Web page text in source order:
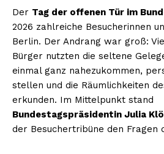
Der Tag der offenen Tür im
2026 zahlreiche Besucherinnen
Berlin. Der Andrang war groß:
Bürger nutzten die seltene
einmal ganz nahezukommen,
stellen und die Räumlichkeiten
erkunden. Im Mittelpunkt stand
Bundestagspräsidentin Julia
der Besuchertribüne den Fragen